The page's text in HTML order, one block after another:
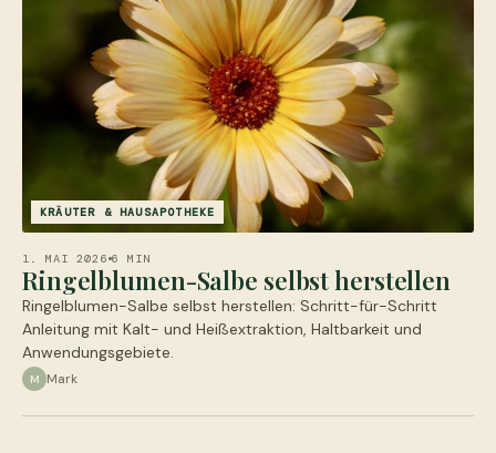
KRÄUTER & HAUSAPOTHEKE
1. MAI 2026 6 MIN
Ringelblumen-Salbe selbst herstellen
Ringelblumen-Salbe selbst herstellen: Schritt-für-Schritt
Anleitung mit Kalt- und Heißextraktion, Haltbarkeit und
Anwendungsgebiete.
M Mark